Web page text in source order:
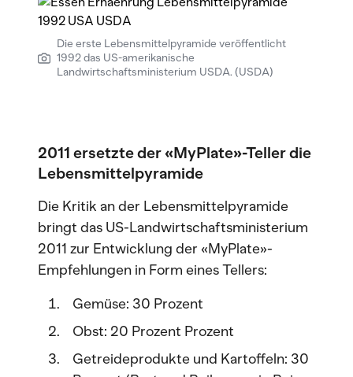
Die erste Lebensmittelpyramide veröffentlicht
1992 das US-amerikanische
Landwirtschaftsministerium USDA. (USDA)
2011 ersetzte der «MyPlate»-Teller die
Lebensmittelpyramide
Die Kritik an der Lebensmittelpyramide
bringt das US-Landwirtschaftsministerium
2011 zur Entwicklung der «MyPlate»-
Empfehlungen in Form eines Tellers:
Gemüse: 30 Prozent
Obst: 20 Prozent Prozent
Getreideprodukte und Kartoffeln: 30